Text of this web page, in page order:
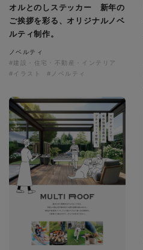
オルとのしステッカー 新年の
ご挨拶を彩る、オリジナルノベ
ルティ制作。
ノベルティ
#建設・住宅・不動産・インテリア
#イラスト
#ノベルティ